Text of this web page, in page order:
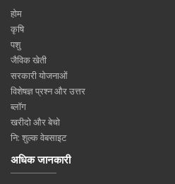
होम
कृषि
पशु
जैविक खेती
सरकारी योजनाओं
विशेषज्ञ प्रश्न और उत्तर
ब्लॉग
खरीदो और बेचो
नि: शुल्क वेबसाइट
अधिक जानकारी